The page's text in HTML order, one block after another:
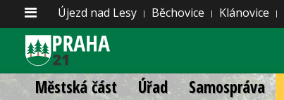
Újezd nad Lesy Běchovice Klánovice
Městská část Úřad Samospráva